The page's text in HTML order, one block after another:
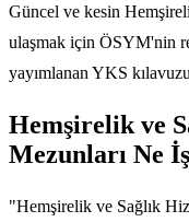
Güncel ve kesin
ulaşmak için ÖSYM'nin
yayımlanan YKS
Hemşirelik ve
Mezunları Ne
"Hemşirelik ve Sağlık